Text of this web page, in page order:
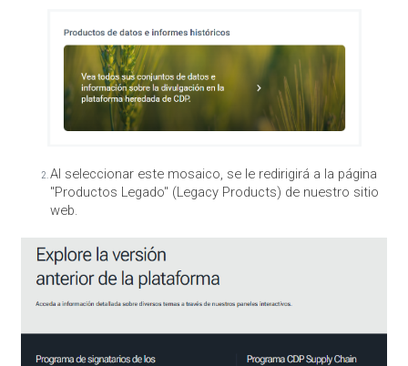
Al seleccionar este mosaico, se le redirigirá a la página
"Productos Legado" (Legacy Products) de nuestro sitio
web.